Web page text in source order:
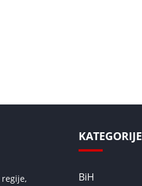
KATEGORIJE
BiH